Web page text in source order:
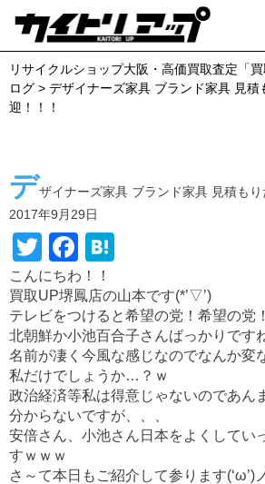
リサイクルショップ大阪・高価買取査定「買
ログ > デザイナーズ家具 ブランド家具 見積
迎！！！
デザイナーズ家具 ブランド家具 見積もり
2017年9月29日
T
wi
tt
er
F
a
c
e
b
o
o
k
e
n
a
こんにちわ！！
買取UP堺鳳店の山本です(*’▽’)
テレビをつけると希望の党！希望の党
北朝鮮か小池百合子さんばっかりです
名前が凄く今風な感じなのでなんか変
私だけでしょうか…？ｗ
政治経済等私は得意じゃないのであん
分からないですが、、、
安倍さん、小池さん日本をよくしてい
すｗｗｗ
さ～て本日もご紹介して参ります(‘ω’)